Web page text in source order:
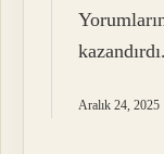
kazandırdı.
Aralık 24, 2025